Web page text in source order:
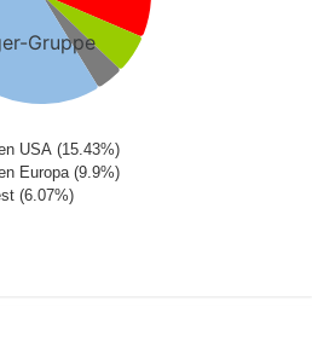
USA (15.43%)
Europa (9.9%)
(6.07%)
UCITS ETF (5.74%)
Gruppe